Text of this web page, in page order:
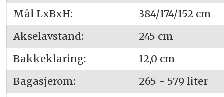
Mål LxBxH:
384/174/152 cm
Akselavstand:
245 cm
Bakkeklaring:
12,0 cm
Bagasjerom:
265 - 579 liter